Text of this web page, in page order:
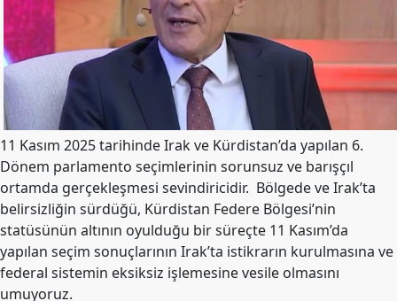
Merkez
Yönetim
Kurulu
Kadın
Kolları
Parti
Meclisi
İl
Örgütleri
Gençlik
Kolları
11 Kasım 2025 tarihinde Irak ve Kürdistan’da yapılan 6.
Dönem parlamento seçimlerinin sorunsuz ve barışçıl
ortamda gerçekleşmesi sevindiricidir. Bölgede ve Irak’ta
belirsizliğin sürdüğü, Kürdistan Federe Bölgesi’nin
statüsünün altının oyulduğu bir süreçte 11 Kasım’da
yapılan seçim sonuçlarının Irak’ta istikrarın kurulmasına ve
federal sistemin eksiksiz işlemesine vesile olmasını
umuyoruz.